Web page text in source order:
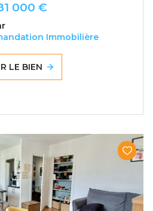
000 €
Immobilière
LE BIEN